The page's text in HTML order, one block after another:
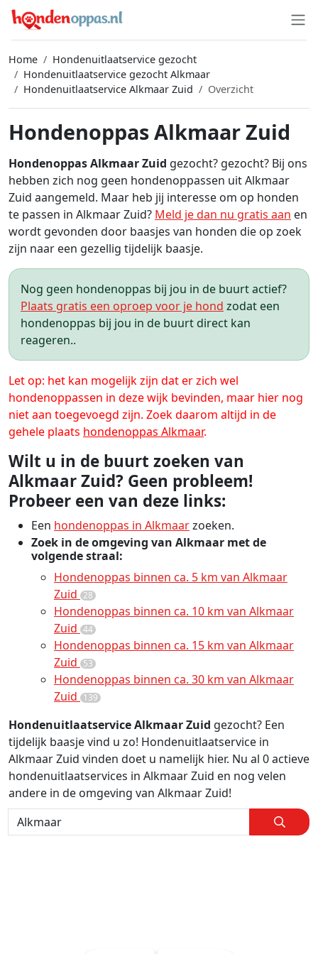
Home
Hondenuitlaatservice gezocht
Hondenuitlaatservice gezocht Alkmaar
Hondenuitlaatservice Alkmaar Zuid
Overzicht
Hondenoppas Alkmaar Zuid
Hondenoppas Alkmaar Zuid gezocht? gezocht? Bij ons
hebben zich nog geen hondenoppassen uit Alkmaar
Zuid aangemeld. Maar heb jij interesse om op honden
te passen in Alkmaar Zuid? Meld je dan nu gratis aan en
wordt gevonden door baasjes van honden die op zoek
zijn naar een gezellig tijdelijk baasje.
Nog geen hondenoppas bij jou in de buurt actief?
Plaats gratis een oproep voor je hond zodat een
hondenoppas bij jou in de buurt direct kan
reageren..
Let op: het kan mogelijk zijn dat er zich wel
hondenoppassen in deze wijk bevinden, maar hier nog
niet aan toegevoegd zijn. Zoek daarom altijd in de
gehele plaats hondenoppas Alkmaar.
Wilt u in de buurt zoeken van
Alkmaar Zuid? Geen probleem!
Probeer een van deze links:
Een hondenoppas in Alkmaarzoeken.
Zoek in de omgeving van Alkmaar met de
volgende straal:
Hondenoppas binnen ca. 5 km van Alkmaar
Zuid 28
Hondenoppas binnen ca. 10 km van Alkmaar
Zuid 44
Hondenoppas binnen ca. 15 km van Alkmaar
Zuid 53
Hondenoppas binnen ca. 30 km van Alkmaar
Zuid 139
Hondenuitlaatservice Alkmaar Zuid gezocht? Een
tijdelijk baasje vind u zo! Hondenuitlaatservice in
Alkmaar Zuid vinden doet u namelijk hier. Nu al 0 actieve
hondenuitlaatservices in Alkmaar Zuid en nog velen
andere in de omgeving van Alkmaar Zuid!